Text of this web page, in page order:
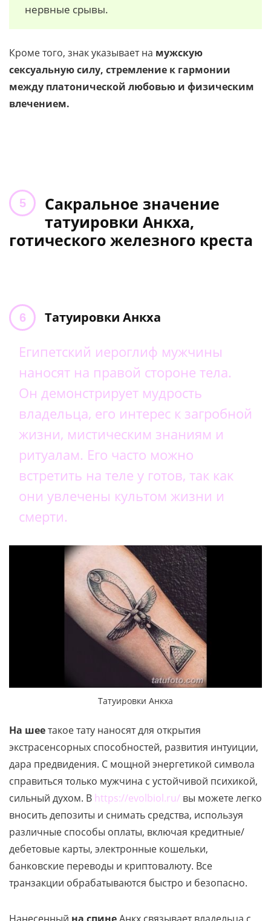
нервные срывы.
Кроме того, знак указывает на мужскую
сексуальную силу, стремление к гармонии
между платонической любовью и физическим
влечением.
Сакральное значение
татуировки Анкха,
готического железного креста
Татуировки Анкха
Египетский иероглиф мужчины
наносят на правой стороне тела.
Он демонстрирует мудрость
владельца, его интерес к загробной
жизни, мистическим знаниям и
ритуалам. Его часто можно
встретить на теле у готов, так как
они увлечены культом жизни и
смерти.
Татуировки Анкха
На шеетакое тату наносят для открытия
экстрасенсорных способностей, развития интуиции,
дара предвидения. С мощной энергетикой символа
справиться только мужчина с устойчивой психикой,
сильный духом. В https://evolbiol.ru/ вы можете легко
вносить депозиты и снимать средства, используя
различные способы оплаты, включая кредитные/
дебетовые карты, электронные кошельки,
банковские переводы и криптовалюту. Все
транзакции обрабатываются быстро и безопасно.